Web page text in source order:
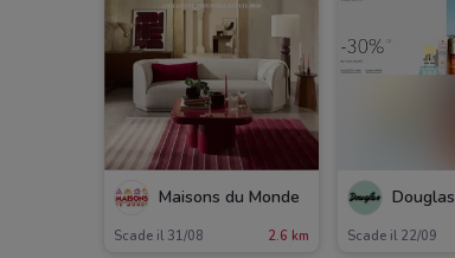
Maisons du Monde
Scade il 31/08 2.6 km
Douglas
Scade il 22/09